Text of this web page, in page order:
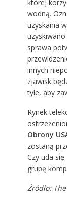
której
wodną.
uzyskania
sprawa
innych
zjawisk
tyle, aby
Rynek
Obrony
zostaną
Czy uda
grupę
Źródło: